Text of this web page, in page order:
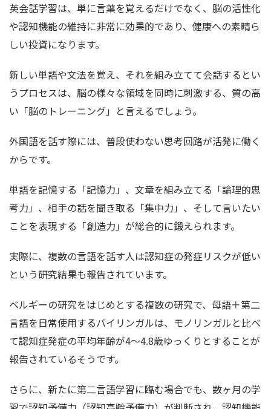
英会話学習は、単に言葉を覚えるだけでなく、脳の活性化
や認知機能の維持に非常に効果的であり、健康への素晴ら
しい投資になります。
新しい単語や文法を覚え、それを組み立てて会話するとい
うプロセスは、脳の様々な領域を同時に刺激する、質の高
い「脳のトレーニング」と言えるでしょう。
外国語を話す際には、普段使わない思考回路が活発に働く
からです。
単語を記憶する「記憶力」、文章を組み立てる「論理的思
考力」、相手の話を聞き取る「集中力」、そして言いたい
ことを表現する「創造力」が総合的に鍛えられます。
実際に、複数の言語を話す人は認知症の発症リスクが低い
という研究結果も報告されています。
ベルギーの研究をはじめとする複数の研究で、母語＋第二
言語を日常使用するバイリンガルは、モノリンガルと比べ
て認知症発症の平均年齢が4～4.8歳ゆっくりとすることが
報告されているそうです。
さらに、新たに第二言語学習に臨む場合でも、数ヶ月の学